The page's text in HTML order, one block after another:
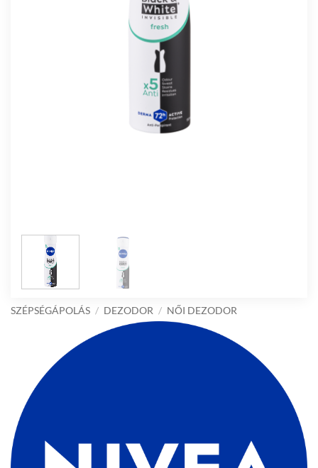
SZÉPSÉGÁPOLÁS / DEZODOR / NŐI DEZODOR